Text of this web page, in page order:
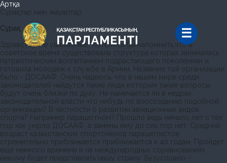
Артқа
Сұрақтар мен жауаптар
Сұрақ
Здравствуйте уважаемые. Хотелось бы напомнить,что в
советское время существовала структура которая занималась
патриотическим воспитанием подрастающего поколенияи и
готовила молодеж к службе в Армии. Название той организации
было - ДОСААФ. Очень надеюсь, что в нашем мире среди
законодателей найдутся такие люди которым такие вопросы
будут очень близки по духу. Не намечается ли в недрах
законодательной власти что нибудь по воссозданию подобной
организации? В частности о развитии авиационных видов
спорта? Например парашютном? Прошло ведь немало лет с тех
пор как умрло ДОСААФ, а замены ему до сих пор нет. Средний
возраст казахстанских спортсменов парашютистов
стремительно приближается приближается к 40 годам. Пройдет
ещё немного времени и на международных соревнованиях
некому будет представлять нашу страну. Бузусловно -